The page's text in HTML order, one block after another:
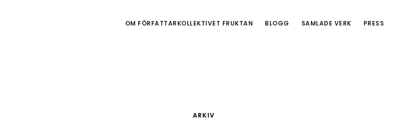
OM FÖRFATTARKOLLEKTIVET FRUKTAN BLOGG SAMLADE VERK PRESS
Primärt
ARKIV